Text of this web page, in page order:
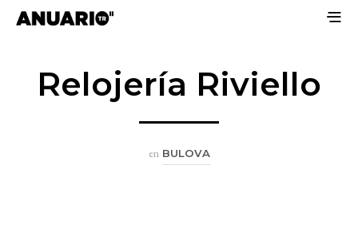
Relojería Riviello
en BULOVA